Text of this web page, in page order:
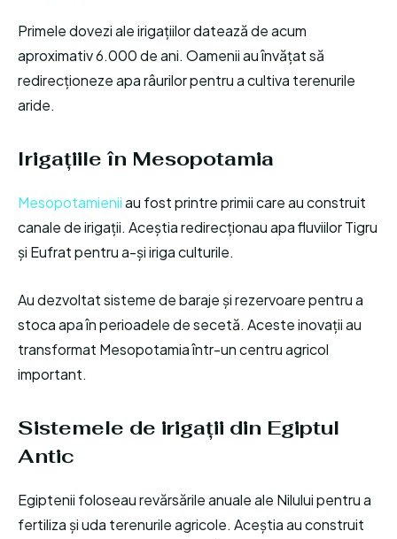
Primele dovezi ale irigațiilor datează de acum
aproximativ 6.000 de ani. Oamenii au învățat să
redirecționeze apa râurilor pentru a cultiva terenurile
aride.
Irigațiile în Mesopotamia
Mesopotamieniiau fost printre primii care au construit
canale de irigații. Aceștia redirecționau apa fluviilor Tigru
și Eufrat pentru a-și iriga culturile.
Au dezvoltat sisteme de baraje și rezervoare pentru a
stoca apa în perioadele de secetă. Aceste inovații au
transformat Mesopotamia într-un centru agricol
important.
Sistemele de irigații din Egiptul
Antic
Egiptenii foloseau revărsările anuale ale Nilului pentru a
fertiliza și uda terenurile agricole. Aceștia au construit